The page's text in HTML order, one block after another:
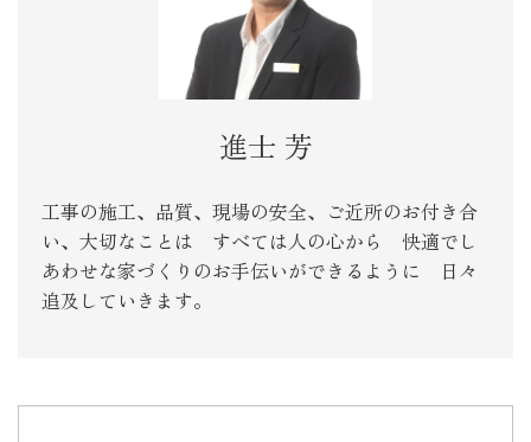
進士 芳
工事の施工、品質、現場の安全、ご近所のお付き合
い、大切なことは すべては人の心から 快適でし
あわせな家づくりのお手伝いができるように 日々
追及していきます。